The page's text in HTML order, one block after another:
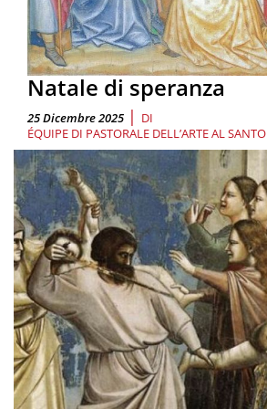
Natale di speranza
25 Dicembre 2025 | DI
ÉQUIPE DI PASTORALE DELL’ARTE AL SANTO